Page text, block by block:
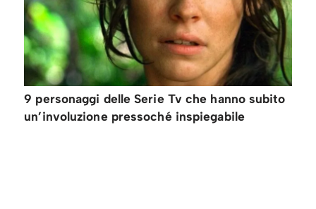
9 personaggi delle Serie Tv che hanno subito
un’involuzione pressoché inspiegabile